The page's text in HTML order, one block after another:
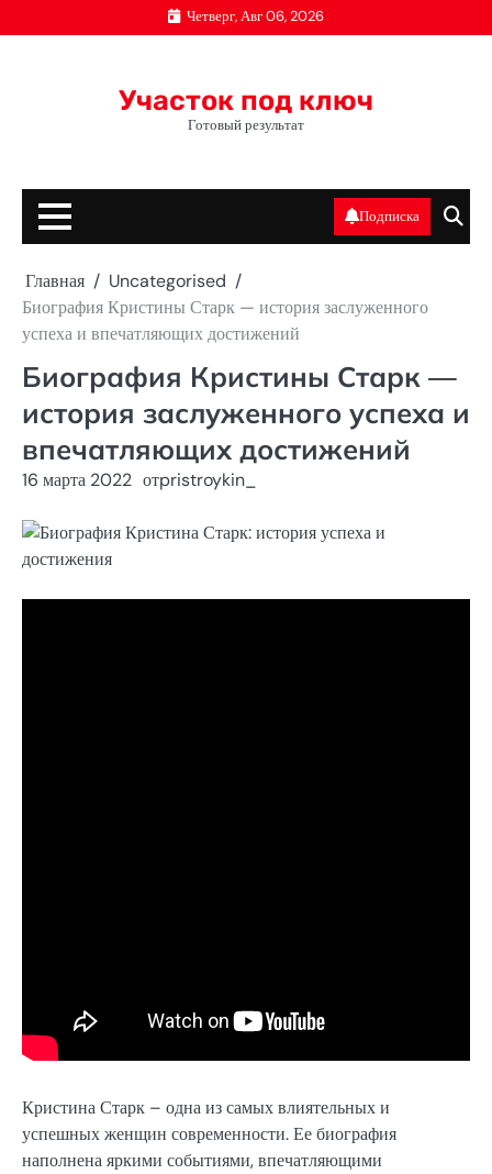
к
Четверг, Авг 06, 2026
Участок под ключ
Готовый результат
Подписка
Главная
Uncategorised
Биография Кристины Старк — история заслуженного
успеха и впечатляющих достижений
Биография Кристины Старк —
история заслуженного успеха и
впечатляющих достижений
16 марта 2022 отpristroykin_
Кристина Старк – одна из самых влиятельных и
успешных женщин современности. Ее биография
наполнена яркими событиями, впечатляющими